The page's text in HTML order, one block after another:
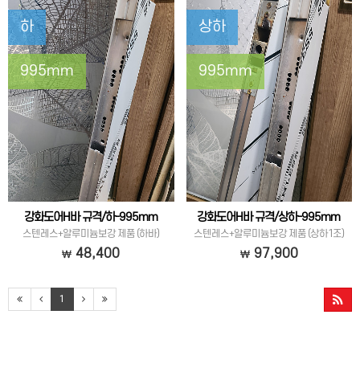
하
995mm
강화도어H바 규격/하-995mm
스텐레스+알루미늄보강 제품 (하바)
48,400
상하
995mm
강화도어H바 규격/상하-995mm
스텐레스+알루미늄보강 제품 (상하1조)
97,900
1